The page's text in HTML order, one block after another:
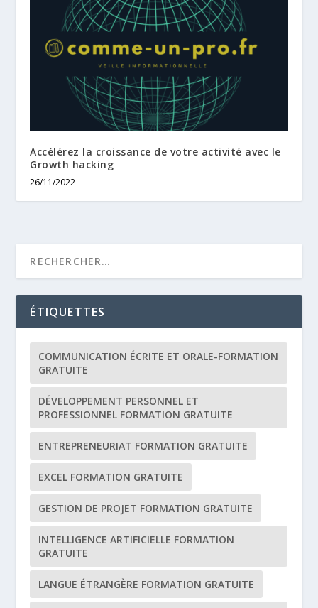
Accélérez la croissance de votre activité avec le
Growth hacking
26/11/2022
ÉTIQUETTES
COMMUNICATION ÉCRITE ET ORALE-FORMATION
GRATUITE
DÉVELOPPEMENT PERSONNEL ET
PROFESSIONNEL FORMATION GRATUITE
ENTREPRENEURIAT FORMATION GRATUITE
EXCEL FORMATION GRATUITE
GESTION DE PROJET FORMATION GRATUITE
INTELLIGENCE ARTIFICIELLE FORMATION
GRATUITE
LANGUE ÉTRANGÈRE FORMATION GRATUITE